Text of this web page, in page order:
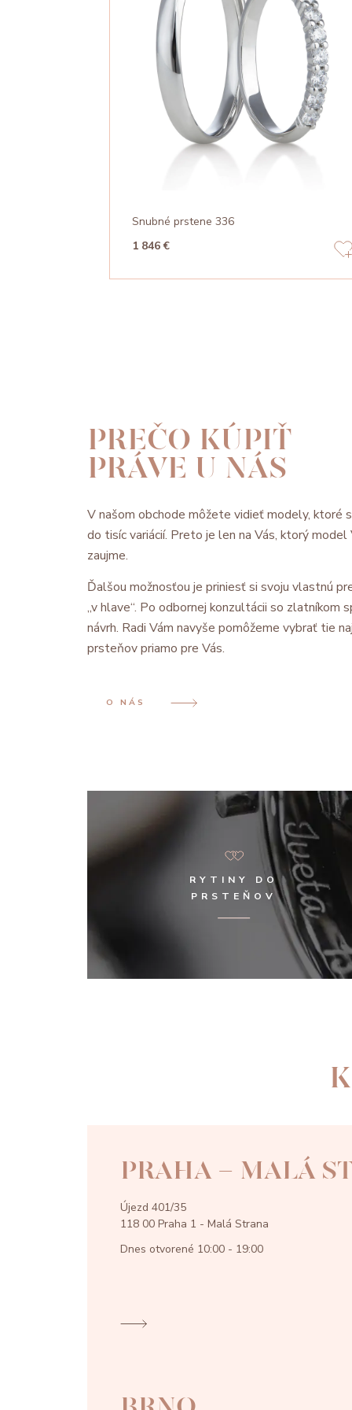
Snubné prstene 336
1 846 €
PREČO KÚPIŤ
PRÁVE U NÁS
V našom obchode môžete vidieť modely, ktoré
do tisíc variácií. Preto je len na Vás, ktorý model
zaujme.
Ďalšou možnosťou je priniesť si svoju vlastnú
„v hlave“. Po odbornej konzultácii so zlatníkom
návrh. Radi Vám navyše pomôžeme vybrať tie
prsteňov priamo pre Vás.
O NÁS
RYTINY DO
PRSTEŇOV
PRAHA - MALÁ
Újezd 401/35
118 00 Praha 1 - Malá Strana
Dnes otvorené 10:00 - 19:00